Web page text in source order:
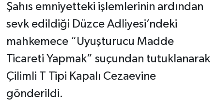
Şahıs emniyetteki işlemlerinin ardından
sevk edildiği Düzce Adliyesi’ndeki
mahkemece “Uyuşturucu Madde
Ticareti Yapmak” suçundan tutuklanarak
Çilimli T Tipi Kapalı Cezaevine
gönderildi.